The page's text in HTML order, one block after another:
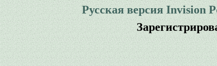
Русская версия Invision